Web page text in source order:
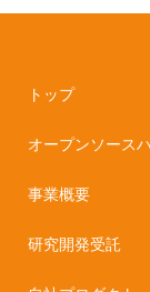
トップ
オープンソース
事業概要
研究開発受託